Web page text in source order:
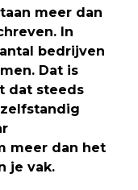
meer dan
In
bedrijven
Dat is
dat steeds
meer dan het
je vak.